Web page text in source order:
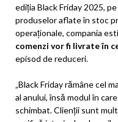
ediția Black Friday 2025,
produselor aflate în stoc
operaționale, compania
comenzi vor fi livrate în
episod de reduceri.
„Black Friday rămâne cel
al anului, însă modul în
schimbat. Clienții sunt